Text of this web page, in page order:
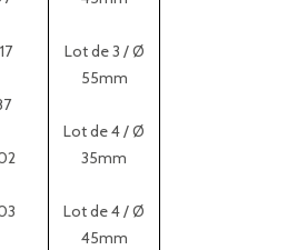
Lot de 3 / Ø
55mm
Lot de 4 / Ø
35mm
Lot de 4 / Ø
45mm